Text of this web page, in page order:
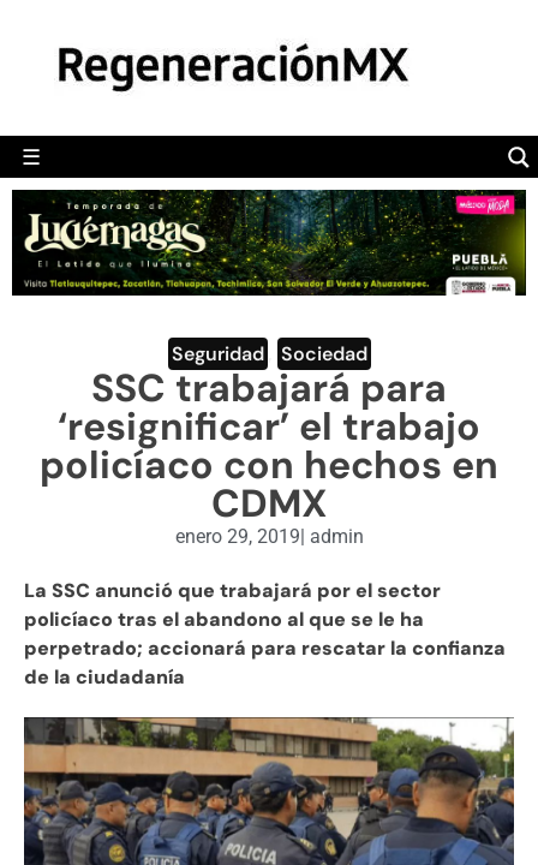
☰
POLÍTICA
CAMALEÓN
OPINIÓN
DEPORTES
ENGLISH SECTION
VIDEOS
Seguridad Sociedad
SSC trabajará para
‘resignificar’ el trabajo
policíaco con hechos en
CDMX
enero 29, 2019| admin
La SSC anunció que trabajará por el sector
policíaco tras el abandono al que se le ha
perpetrado; accionará para rescatar la confianza
de la ciudadanía